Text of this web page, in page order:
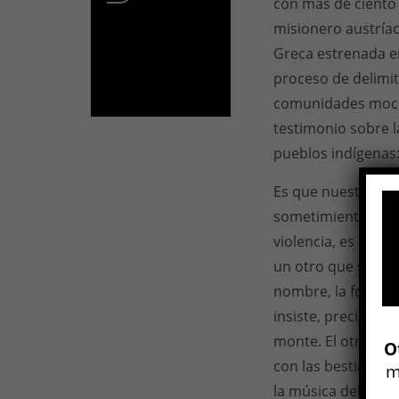
misionero
Greca estrenada
proceso de
comunidades
testimonio sobre
pueblos
Es que nuestro
sometimiento
violencia, es la
un otro que se
nombre, la forma
insiste,
monte. El otro se
con las bestias,
la música del